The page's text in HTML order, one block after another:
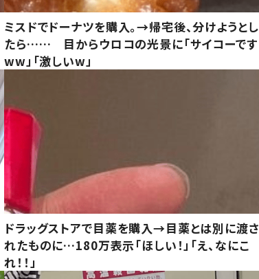
ミスドでドーナツを購入。→帰宅後、分けようとし
たら…… 目からウロコの光景に「サイコーです
ww」「激しいw」
ドラッグストアで目薬を購入→目薬とは別に渡さ
れたものに…180万表示「ほしい！」「え、なにこ
れ！！」